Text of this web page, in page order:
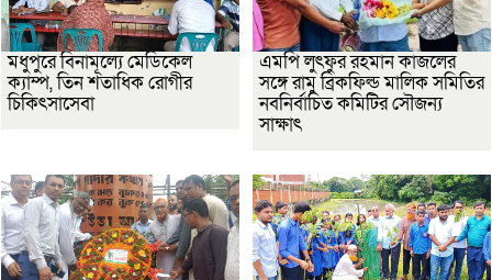
মধুপুরে বিনামূল্যে মেডিকেল
ক্যাম্প, তিন শতাধিক রোগীর
চিকিৎসাসেবা
এমপি লুৎফুর রহমান কাজলের
সঙ্গে রামু ব্রিকফিল্ড মালিক সমিতির
নবনির্বাচিত কমিটির সৌজন্য
সাক্ষাৎ